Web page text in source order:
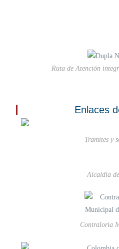
Ruta de Atención
Enlaces
Tramites y
Alcaldia
Contraloria